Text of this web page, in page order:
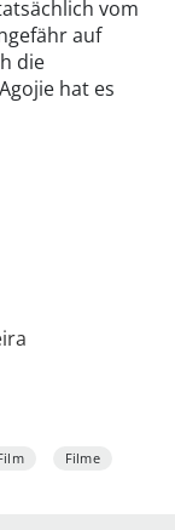
vom
auf
die
hat es
Filme